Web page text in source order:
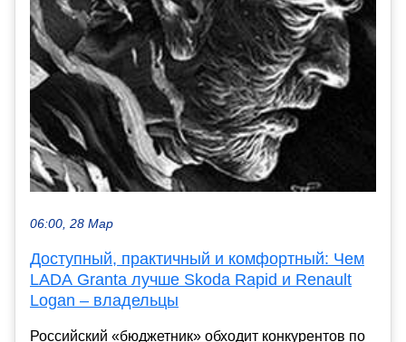
06:00, 28 Мар
Доступный, практичный и комфортный: Чем
LADA Granta лучше Skoda Rapid и Renault
Logan – владельцы
Российский «бюджетник» обходит конкурентов по